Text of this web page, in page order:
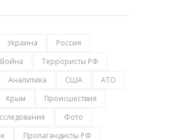
Украина
Россия
Война
Террористы РФ
Аналитика США
АТО
Крым
Происшествия
Фото
Пропагандисты РФ